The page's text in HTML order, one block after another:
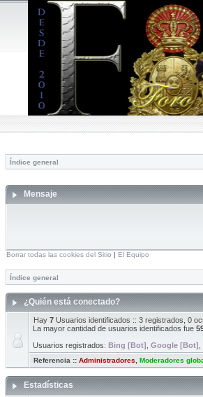
Índice general
Mensaje
Borrar todas las cookies del Sitio | El Equipo
Índice general
¿Quién está conectado?
Hay 7 Usuarios identificados :: 3 registrados, 0
La mayor cantidad de usuarios identificados fue
Usuarios registrados: Bing [Bot] Google [Bot]
Referencia :: Administradores Moderadores
Estadísticas